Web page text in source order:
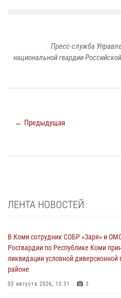
Пресс-служба
национальной гвардии
← Предыдущая
ЛЕНТА НОВОСТЕЙ
В Коми сотрудник СОБР «Заря» и
Росгвардии по Республике Коми
ликвидации условной
районе
03 августа 2026, 13:31 3